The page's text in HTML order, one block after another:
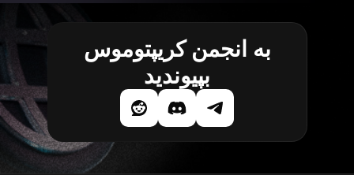
به انجمن کریپتوموس
بپیوندید